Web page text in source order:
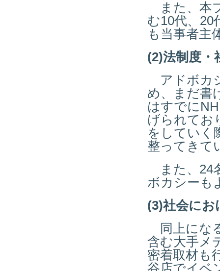
また、本
む10代、20
も当事者主
(2)法制度・
アドボカ
め、まだ書
はすでに
げられてお
をしていく
整ってきて
また、24
ボカシーも
(3)社会にお
同上にな
含む大手メ
密着取材も
谷店でイベ